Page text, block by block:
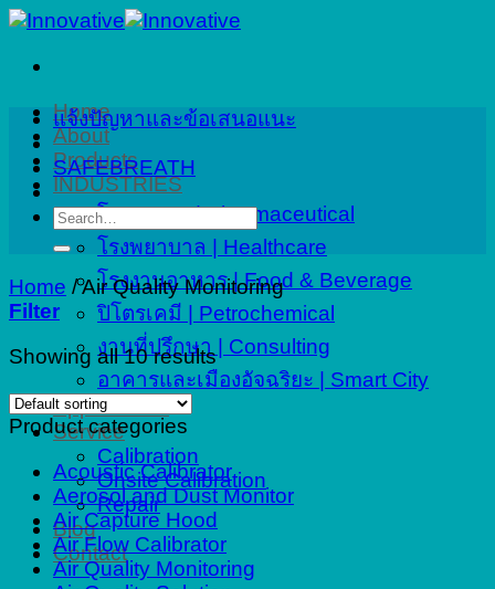
Skip
content
Home
About
Products
INDUSTRIES
โรงงานยา | Pharmaceutical
โรงพยาบาล | Healthcare
โรงงานอาหาร | Food & Beverage
ปิโตรเคมี | Petrochemical
งานที่ปรึกษา | Consulting
อาคารและเมืองอัจฉริยะ | Smart City
Applications
Service
Calibration
Onsite Calibration
Repair
Blog
Contact
แจ้งปัญหาและข้อเสนอแนะ
SAFEBREATH
Search
for:
Home /Air Quality Monitoring
Filter
Showing all 10 results
Product categories
Acoustic Calibrator
Aerosol and Dust Monitor
Air Capture Hood
Air Flow Calibrator
Air Quality Monitoring